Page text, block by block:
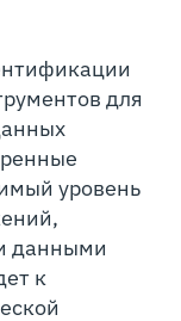
для
уровень
данными
к